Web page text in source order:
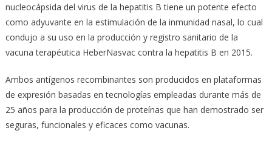
nucleocápsida del virus de la hepatitis B tiene un potente efecto
como adyuvante en la estimulación de la inmunidad nasal, lo cual
condujo a su uso en la producción y registro sanitario de la
vacuna terapéutica HeberNasvac contra la hepatitis B en 2015.
Ambos antígenos recombinantes son producidos en plataformas
de expresión basadas en tecnologías empleadas durante más de
25 años para la producción de proteínas que han demostrado ser
seguras, funcionales y eficaces como vacunas.